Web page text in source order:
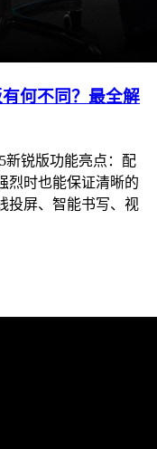
何不同？最全解
锐版功能亮点：配
烈时也能保证清晰的
投屏、智能书写、视